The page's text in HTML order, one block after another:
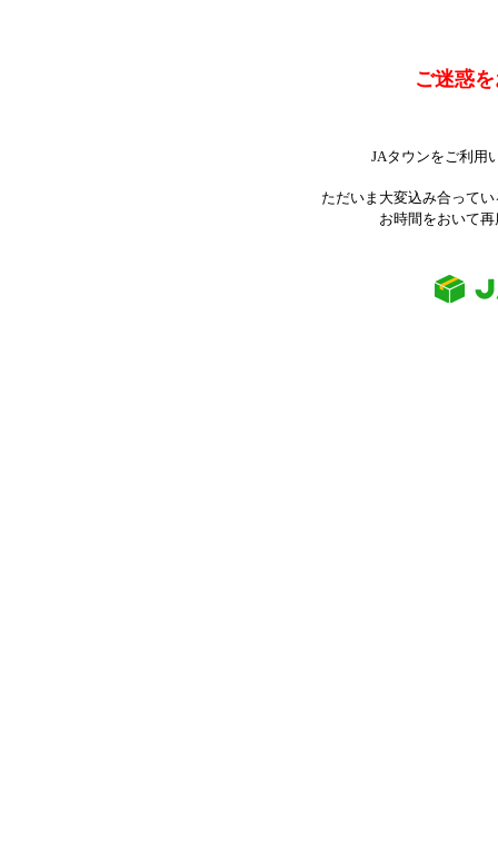
ご迷惑
JAタウンをご利用
ただいま大変込み合って
お時間をおいて